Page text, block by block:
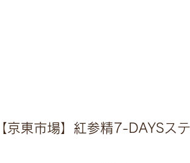
【京東市場】紅参精7-DAYSス